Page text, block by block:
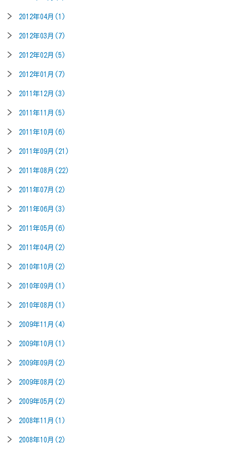
2012年04月(1)
2012年03月(7)
2012年02月(5)
2012年01月(7)
2011年12月(3)
2011年11月(5)
2011年10月(6)
2011年09月(21)
2011年08月(22)
2011年07月(2)
2011年06月(3)
2011年05月(6)
2011年04月(2)
2010年10月(2)
2010年09月(1)
2010年08月(1)
2009年11月(4)
2009年10月(1)
2009年09月(2)
2009年08月(2)
2009年05月(2)
2008年11月(1)
2008年10月(2)